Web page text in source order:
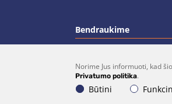
Bendraukime
(0 5)  275 1990
Norime Jus informuoti, kad
Privatumo politika.
Būtini